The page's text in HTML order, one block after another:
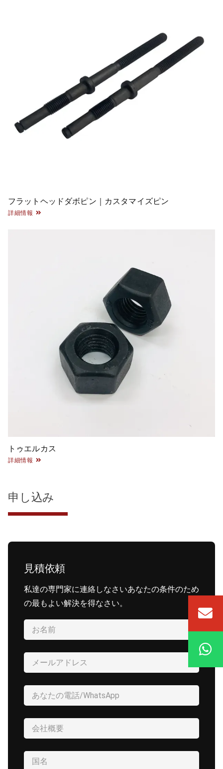
フラットヘッドダボピン｜カスタマイズピン
詳細情報
トゥエルカス
詳細情報
申し込み
見積依頼
私達の専門家に連絡しなさいあなたの条件のため
の最もよい解決を得なさい。